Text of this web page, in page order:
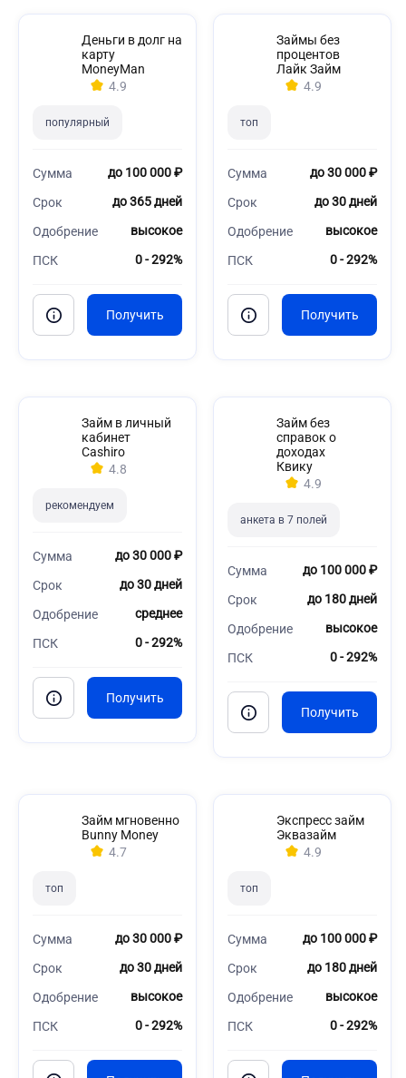
Деньги в долг на
карту
MoneyMan
4.9
популярный
Сумма до 100 000 ₽
Срок до 365 дней
Одобрение высокое
ПСК 0 - 292%
Займы без
процентов
Лайк Займ
4.9
топ
Сумма до 30 000 ₽
Срок до 30 дней
Одобрение высокое
ПСК 0 - 292%
Займ в личный
кабинет
Cashiro
4.8
рекомендуем
Сумма до 30 000 ₽
Срок до 30 дней
Одобрение среднее
ПСК 0 - 292%
Займ без
справок о
доходах
Квику
4.9
анкета в 7 полей
Сумма до 100 000 ₽
Срок до 180 дней
Одобрение высокое
ПСК 0 - 292%
Займ мгновенно
Bunny Money
4.7
топ
Сумма до 30 000 ₽
Срок до 30 дней
Одобрение высокое
ПСК 0 - 292%
Экспресс займ
Эквазайм
4.9
топ
Сумма до 100 000 ₽
Срок до 180 дней
Одобрение высокое
ПСК 0 - 292%